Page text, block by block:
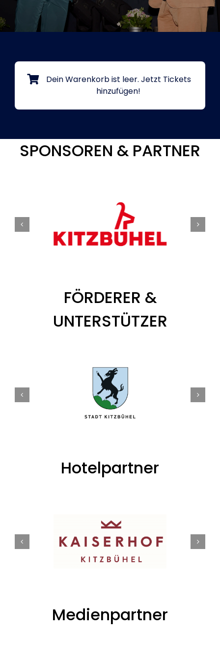
Tickets
Kurier Romy 2026
Dein Warenkorb ist leer. Jetzt Tickets
hinzufügen!
SPONSOREN & PARTNER
FÖRDERER &
UNTERSTÜTZER
Hotelpartner
Medienpartner